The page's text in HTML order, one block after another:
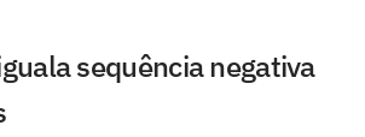
sequência negativa